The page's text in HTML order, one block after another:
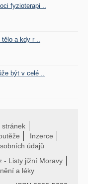
fyzioterapi ..
tělo a kdy r ..
být v celé ..
stránek
Inzerce
údajů
- Listy jižní Moravy
a léky